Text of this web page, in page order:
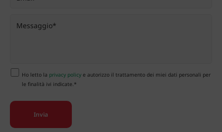
Ho letto la privacy policye autorizzo il trattamento dei miei dati personali per
le finalità ivi indicate.*